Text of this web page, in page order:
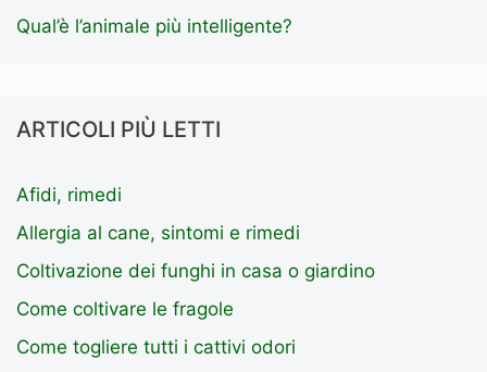
Qual’è l’animale più intelligente?
ARTICOLI PIÙ LETTI
Afidi, rimedi
Allergia al cane, sintomi e rimedi
Coltivazione dei funghi in casa o giardino
Come coltivare le fragole
Come togliere tutti i cattivi odori